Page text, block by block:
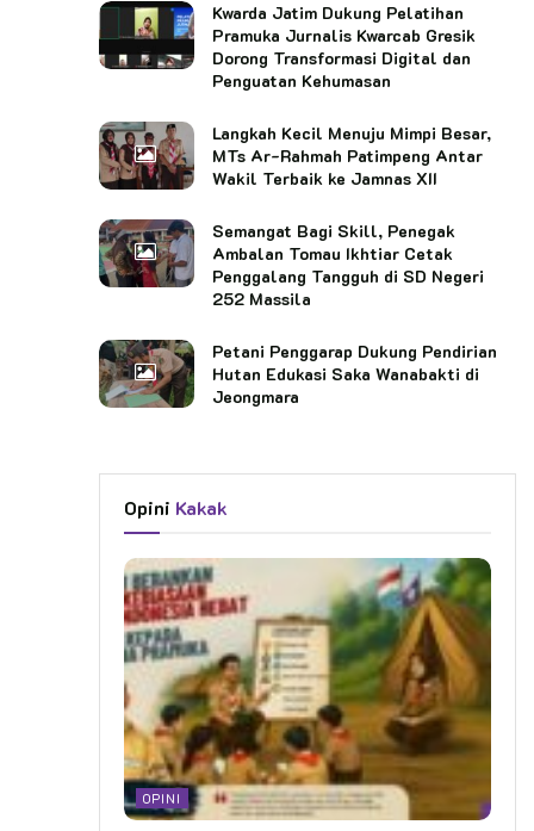
Kwarda Jatim Dukung Pelatihan
Pramuka Jurnalis Kwarcab Gresik
Dorong Transformasi Digital dan
Penguatan Kehumasan
Langkah Kecil Menuju Mimpi Besar,
MTs Ar-Rahmah Patimpeng Antar
Wakil Terbaik ke Jamnas XII
Semangat Bagi Skill, Penegak
Ambalan Tomau Ikhtiar Cetak
Penggalang Tangguh di SD Negeri
252 Massila
Petani Penggarap Dukung Pendirian
Hutan Edukasi Saka Wanabakti di
Jeongmara
Opini Kakak
OPINI